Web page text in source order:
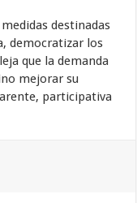
destinadas
democratizar los
que la demanda
mejorar su
participativa